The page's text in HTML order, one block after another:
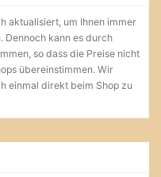
aktualisiert, um Ihnen immer
Dennoch kann es durch
so dass die Preise nicht
übereinstimmen. Wir
einmal direkt beim Shop zu